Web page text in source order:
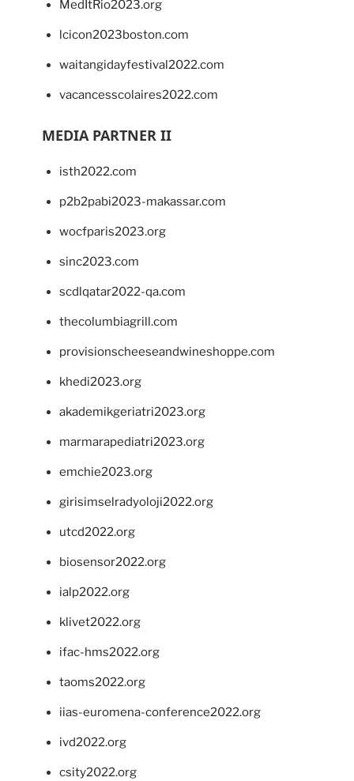
MedItRio2023.org
lcicon2023boston.com
waitangidayfestival2022.com
vacancesscolaires2022.com
MEDIA PARTNER II
isth2022.com
p2b2pabi2023-makassar.com
wocfparis2023.org
sinc2023.com
scdlqatar2022-qa.com
thecolumbiagrill.com
provisionscheeseandwineshoppe.com
khedi2023.org
akademikgeriatri2023.org
marmarapediatri2023.org
emchie2023.org
girisimselradyoloji2022.org
utcd2022.org
biosensor2022.org
ialp2022.org
klivet2022.org
ifac-hms2022.org
taoms2022.org
iias-euromena-conference2022.org
ivd2022.org
csity2022.org